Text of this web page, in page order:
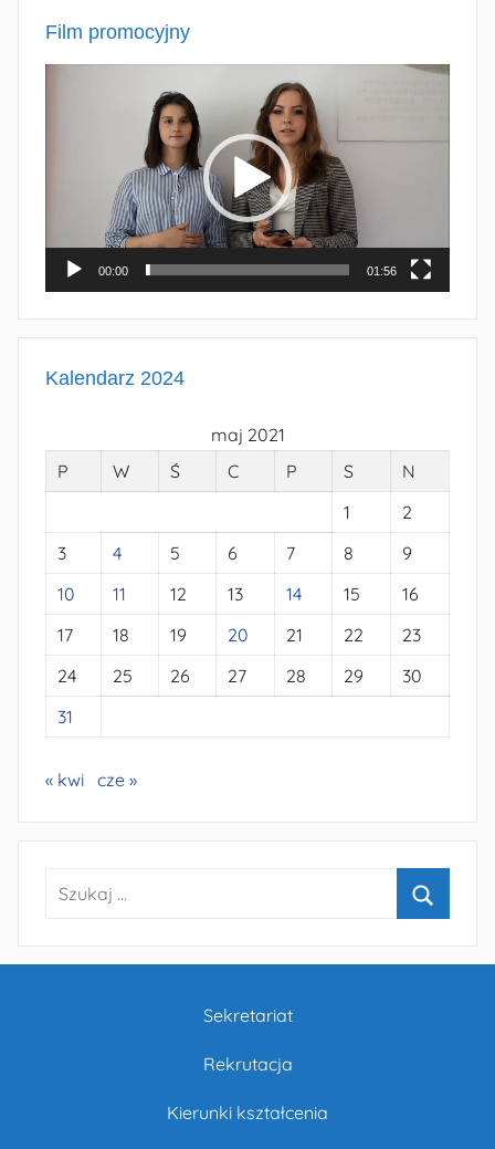
Film promocyjny
00:00 01:56
Kalendarz 2024
maj 2021
P
W Ś C P S
N
1
2
3
4 5 6 7 8
9
10
11 12 13 14 15
16
17
18 19 20 21 22
23
24
25 26 27 28 29
30
31
« kwi cze »
Szukaj:
Sekretariat
Rekrutacja
Kierunki kształcenia